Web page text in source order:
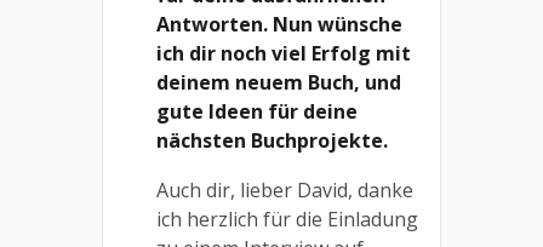
Antworten. Nun wünsche
ich dir noch viel Erfolg mit
deinem neuem Buch, und
gute Ideen für deine
nächsten Buchprojekte.
Auch dir, lieber David, danke
ich herzlich für die Einladung